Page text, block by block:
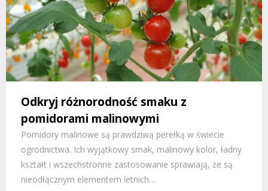
Odkryj różnorodność smaku z
pomidorami malinowymi
Pomidory malinowe są prawdziwą perełką w świecie
ogrodnictwa. Ich wyjątkowy smak, malinowy kolor, ładny
kształt i wszechstronne zastosowanie sprawiają, że są
nieodłącznym elementem letnich…